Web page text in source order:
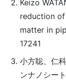
Keizo
reduction
matter in
17241
小方聡、仁
ンナノシー